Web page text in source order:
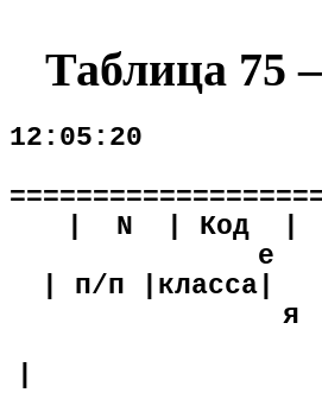
Таблица 75
12:05:20
N | Код
е
| п/п |класса|
я